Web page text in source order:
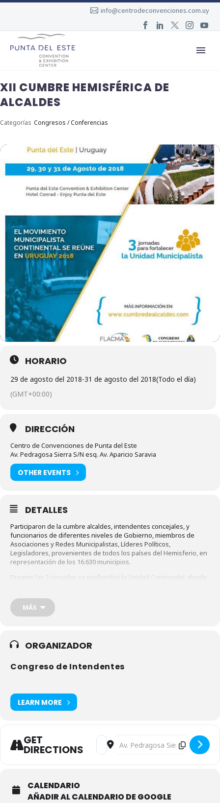
info@centrodeconvenciones.com.uy
XII CUMBRE HEMISFÉRICA DE
ALCALDES
Categorías Congresos / Conferencias
HORARIO
29 de agosto del 2018-31 de agosto del 2018(Todo el día)
(GMT+00:00)
DIRECCIÓN
Centro de Convenciones de Punta del Este
Av. Pedragosa Sierra S/N esq. Av. Aparicio Saravia
OTHER EVENTS
DETALLES
Participaron de la cumbre alcaldes, intendentes concejales, y
funcionarios de diferentes niveles de Gobierno, miembros de
Asociaciones y Redes Municipalistas, Líderes Políticos,
Legisladores, provenientes de todos los países del Hemisferio, en
representación de los 16.630 municipios.
Durante las 3 jornadas se profundizó la Unidad Continental, donde
foros de debate, firma de acuerdos políticos, visitas técnicas y
presentaciones de experiencias de los diferentes países.
liderazgo, las políticas transfronterizas, la seguridad ciudadana, la
financiamiento, éstos y otros temas fueron abordados en el marco
de esta XII Cumbre Hemisférica.
MÁS
ORGANIZADOR
Congreso de Intendentes
LEARN MORE
GET
DIRECTIONS
Address - XII Cumbre Hemisférica de
Destination Address - XII
CALENDARIO
AÑADIR AL CALENDARIO DE GOOGLE